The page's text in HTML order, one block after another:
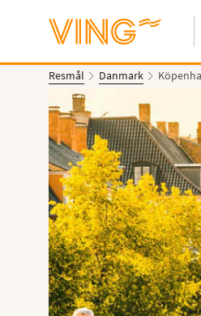
Resmål Danmark